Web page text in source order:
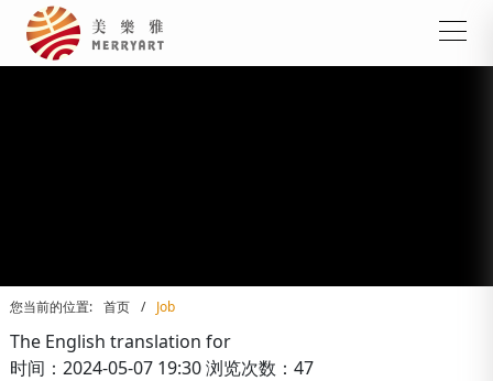
您当前的位置: 首页 / Job
The English translation for
时间：2024-05-07 19:30浏览次数：47